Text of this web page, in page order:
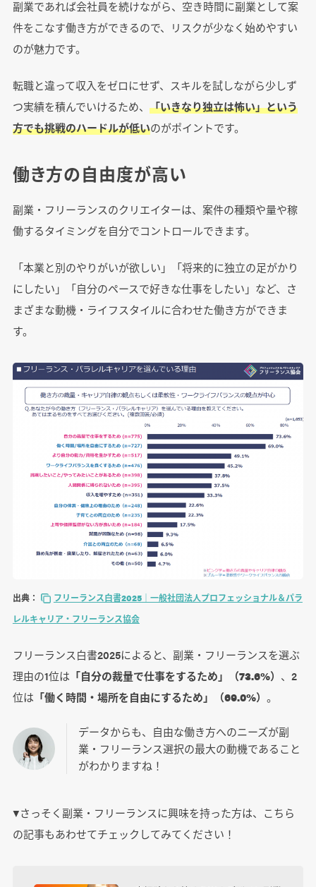
副業であれば会社員を続けながら、空き時間に副業として案
件をこなす働き方ができるので、リスクが少なく始めやすい
のが魅力です。
転職と違って収入をゼロにせず、スキルを試しながら少しず
つ実績を積んでいけるため、 「いきなり独立は怖い」という
方でも挑戦のハードルが低いのがポイントです。
働き方の自由度が高い
副業・フリーランスのクリエイターは、案件の種類や量や稼
働するタイミングを自分でコントロールできます。
「本業と別のやりがいが欲しい」「将来的に独立の足がかり
にしたい」「自分のペースで好きな仕事をしたい」など、さ
まざまな動機・ライフスタイルに合わせた働き方ができま
す。
出典：
フリーランス白書2025｜一般社団法人プロフェッショナル＆パラ
レルキャリア・フリーランス協会
フリーランス白書2025によると、副業・フリーランスを選ぶ
理由の1位は 「自分の裁量で仕事をするため」（73.6%） 、2
位は 「働く時間・場所を自由にするため」（69.0%） 。
データからも、自由な働き方へのニーズが副
業・フリーランス選択の最大の動機であること
がわかりますね！
▼さっそく副業・フリーランスに興味を持った方は、こちら
の記事もあわせてチェックしてみてください！